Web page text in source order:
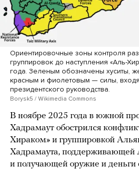
Ориентировочные зоны контроля
группировок до наступления «Аль-
года. Зеленым обозначены хуситы,
красным и фиолетовым — силы,
президентского руководства.
Borysk5 / Wikimedia Commons
В ноябре 2025 года в южной
Хадрамаут обострился
Хираком» и группировкой
Хадрамаута,
и получающей оружие и деньги